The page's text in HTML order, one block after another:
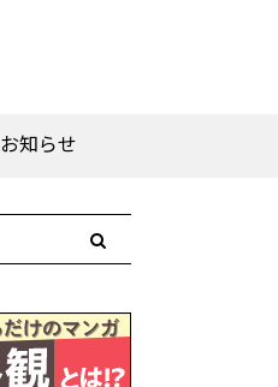
お知らせ